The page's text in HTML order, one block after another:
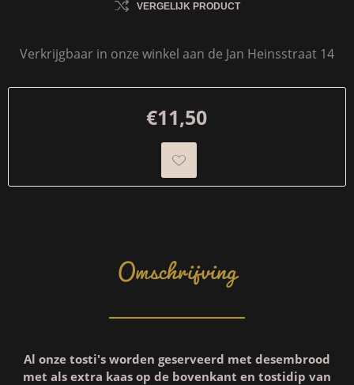
VERGELIJK PRODUCT
Verkrijgbaar in onze winkel aan de Jan Heinsstraat 14
€11,50
Omschrijving
Al onze tosti's worden geserveerd met desembrood
met als extra kaas op de bovenkant en tostidip van